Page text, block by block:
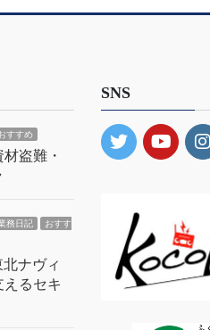
すすめ
盗難・
務日記
おすす
ナヴィ
るセキ
SNS